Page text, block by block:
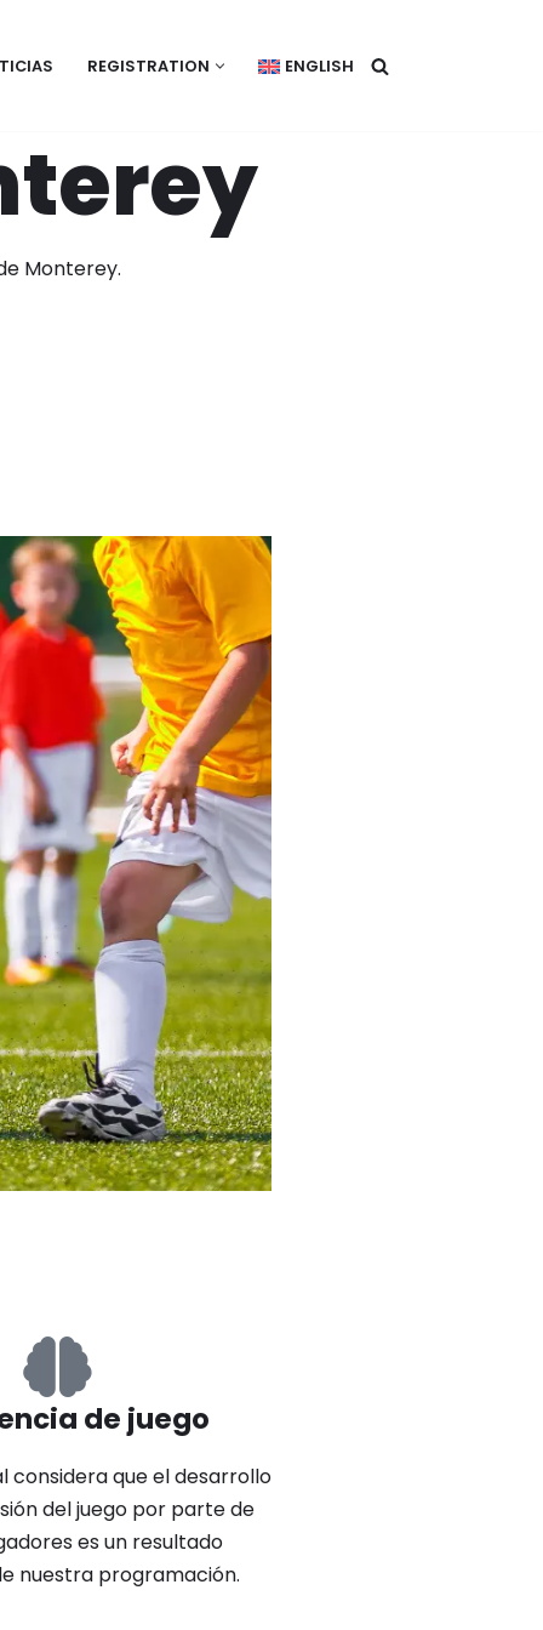
REGISTRATION ENGLISH
Monterey.
de juego
considera que el desarrollo
del juego por parte de
es un resultado
nuestra programación.